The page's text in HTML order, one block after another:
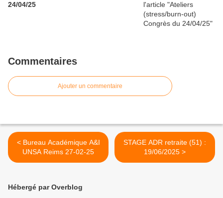
24/04/25
Commentaires
Ajouter un commentaire
< Bureau Académique A&I
UNSA Reims 27-02-25
STAGE ADR retraite (51) :
19/06/2025 >
Hébergé par Overblog